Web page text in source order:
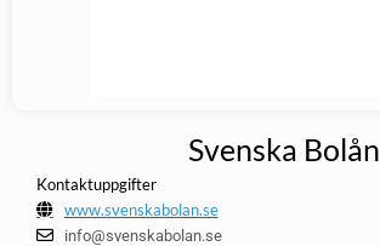
Svenska Bolån
Kontaktuppgifter
www.svenskabolan.se
info@svenskabolan.se